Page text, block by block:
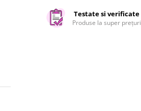
Testate si verificate
Produse la super prețuri